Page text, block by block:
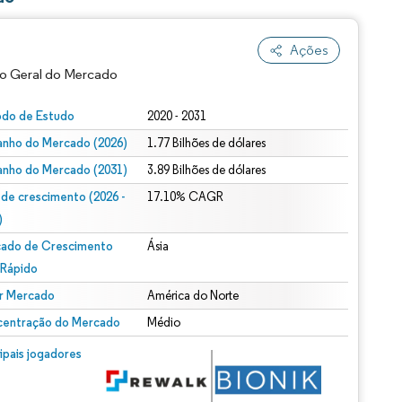
Ações
Geral do Mercado
de Estudo 2020 - 2031
do Mercado (2026) 1.77 Bilhões de dólares
do Mercado (2031) 3.89 Bilhões de dólares
de crescimento (2026 -
17.10% CAGR
de Crescimento
Ásia
Mercado América do Norte
do Mercado Médio
jogadores
© Mordor Intelligence. O reuso requer atribuição conforme CC BY 4.0.
conforme CC BY 4.0.